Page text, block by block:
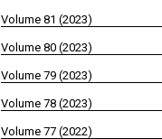
Volume 81 (2023)
Volume 80 (2023)
Volume 79 (2023)
Volume 78 (2023)
Volume 77 (2022)